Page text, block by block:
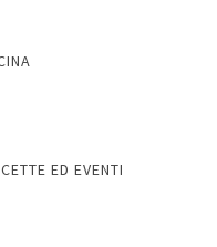
ED EVENTI